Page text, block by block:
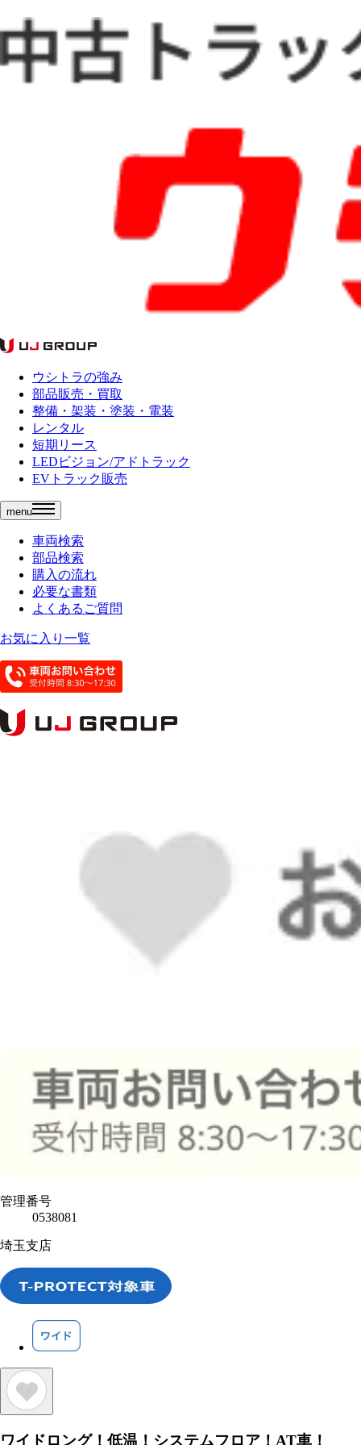
ウシトラの強み
部品販売・買取
整備・架装・塗装・電装
レンタル
短期リース
LEDビジョン/アドトラック
EVトラック販売
menu
車両検索
部品検索
購入の流れ
必要な書類
よくあるご質問
お気に入り一覧
管理番号
0538081
埼玉支店
ワイドロング！低温！システムフロア！AT車！